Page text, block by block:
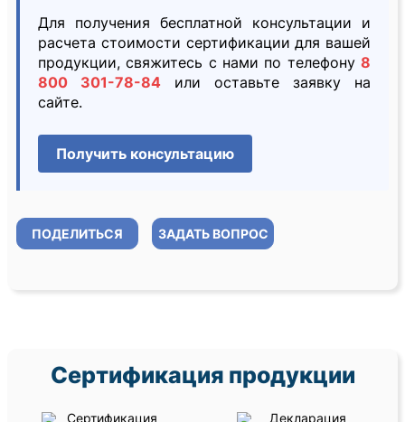
Для получения бесплатной консультации и
расчета стоимости сертификации для вашей
продукции, свяжитесь с нами по телефону 8
800 301-78-84 или оставьте заявку на
сайте.
Получить консультацию
ПОДЕЛИТЬСЯ ЗАДАТЬ ВОПРОС
Сертификация продукции